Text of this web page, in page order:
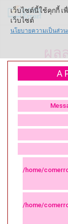
ผล
A
/home/
/home/
เว็บไซต์นี้ใช้คุกกี้
เว็บไซต์
นโยบายความเป็นส่วน